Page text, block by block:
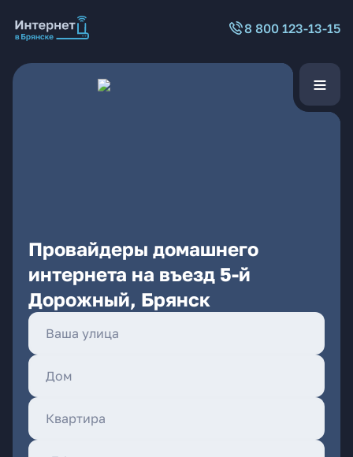
8 800 123-13-15
Провайдеры домашнего
интернета на въезд 5-й
Дорожный, Брянск